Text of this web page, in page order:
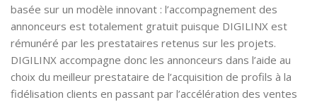
basée sur un modèle innovant : l’accompagnement des
annonceurs est totalement gratuit puisque DIGILINX est
rémunéré par les prestataires retenus sur les projets.
DIGILINX accompagne donc les annonceurs dans l’aide au
choix du meilleur prestataire de l’acquisition de profils à la
fidélisation clients en passant par l’accélération des ventes